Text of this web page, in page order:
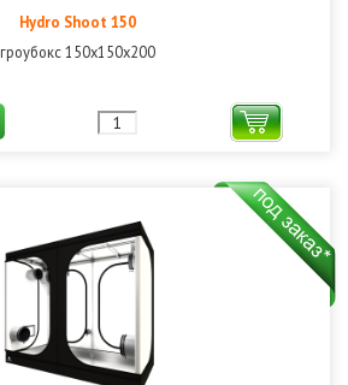
Hydro Shoot 150
гроубокс 150х150х200